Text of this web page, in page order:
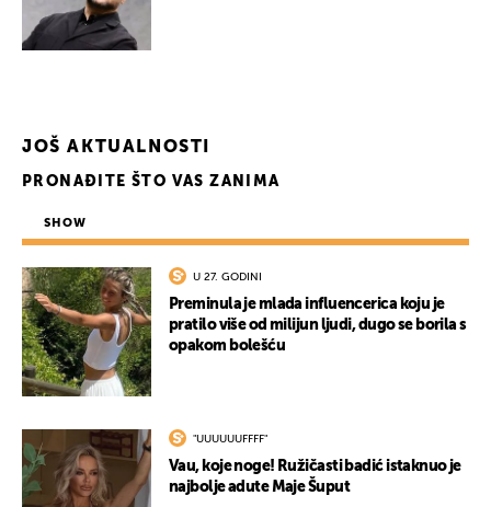
JOŠ AKTUALNOSTI
PRONAĐITE ŠTO VAS ZANIMA
SHOW
U 27. GODINI
Preminula je mlada influencerica koju je
pratilo više od milijun ljudi, dugo se borila s
opakom bolešću
"UUUUUUFFFF"
Vau, koje noge! Ružičasti badić istaknuo je
najbolje adute Maje Šuput